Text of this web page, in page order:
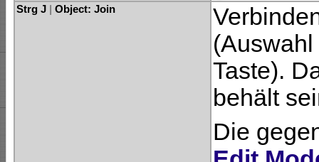
Strg J Object: Join
Taste).
behält
Die